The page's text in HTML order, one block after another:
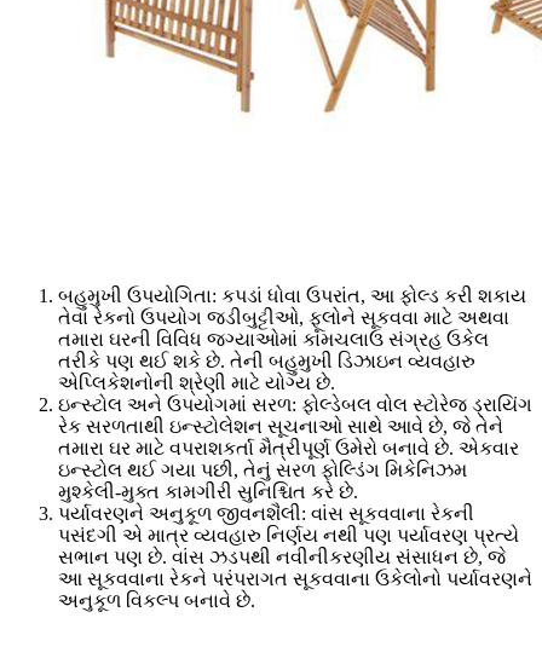
બહુમુખી ઉપયોગિતા: કપડાં ધોવા ઉપરાંત, આ ફોલ્ડ કરી શકાય
તેવા રેકનો ઉપયોગ જડીબુટ્ટીઓ, ફૂલોને સૂકવવા માટે અથવા
તમારા ઘરની વિવિધ જગ્યાઓમાં કામચલાઉ સંગ્રહ ઉકેલ
તરીકે પણ થઈ શકે છે. તેની બહુમુખી ડિઝાઇન વ્યવહારુ
એપ્લિકેશનોની શ્રેણી માટે યોગ્ય છે.
ઇન્સ્ટોલ અને ઉપયોગમાં સરળ: ફોલ્ડેબલ વોલ સ્ટોરેજ ડ્રાયિંગ
રેક સરળતાથી ઇન્સ્ટોલેશન સૂચનાઓ સાથે આવે છે, જે તેને
તમારા ઘર માટે વપરાશકર્તા મૈત્રીપૂર્ણ ઉમેરો બનાવે છે. એકવાર
ઇન્સ્ટોલ થઈ ગયા પછી, તેનું સરળ ફોલ્ડિંગ મિકેનિઝમ
મુશ્કેલી-મુક્ત કામગીરી સુનિશ્ચિત કરે છે.
પર્યાવરણને અનુકૂળ જીવનશૈલી: વાંસ સૂકવવાના રેકની
પસંદગી એ માત્ર વ્યવહારુ નિર્ણય નથી પણ પર્યાવરણ પ્રત્યે
સભાન પણ છે. વાંસ ઝડપથી નવીનીકરણીય સંસાધન છે, જે
આ સૂકવવાના રેકને પરંપરાગત સૂકવવાના ઉકેલોનો પર્યાવરણને
અનુકૂળ વિકલ્પ બનાવે છે.